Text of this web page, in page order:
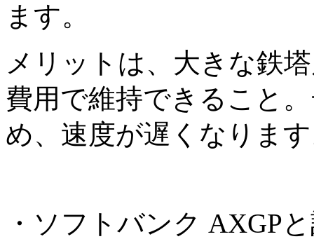
ます。
メリットは、大きな鉄
費用で維持できること
め、速度が遅くなりま
・ソフトバンク AXGP